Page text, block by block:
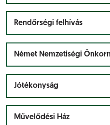
Rendőrségi felhívás
Német Nemzetiségi
Jótékonyság
Művelődési Ház